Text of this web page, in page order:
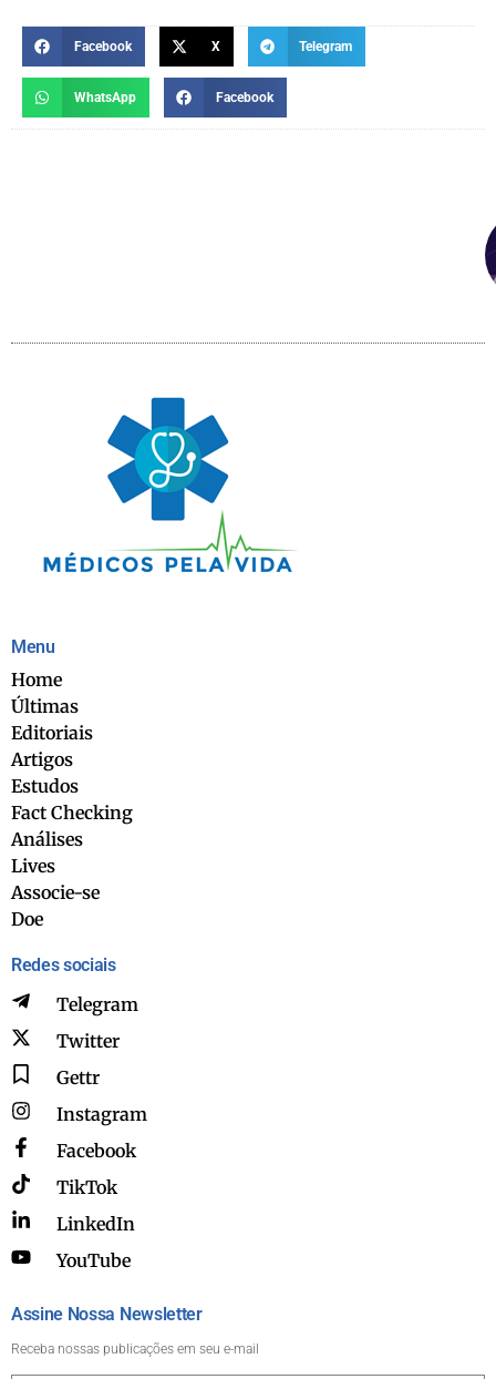
Facebook X Telegram
WhatsApp Facebook
Menu
Home
Últimas
Editoriais
Artigos
Estudos
Fact Checking
Análises
Lives
Associe-se
Doe
Redes sociais
Telegram
Twitter
Gettr
Instagram
Facebook
TikTok
LinkedIn
YouTube
Assine Nossa Newsletter
Receba nossas publicações em seu e-mail